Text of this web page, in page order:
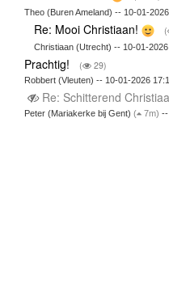
Theo (Buren Ameland) -- 10-01-
Re: Mooi Christiaan! (
Christiaan (Utrecht) -- 10-01-
Prachtig! ( 29)
Robbert (Vleuten) -- 10-01-2026
Re: Schitterend
Peter (Mariakerke bij Gent) ( 7m) --